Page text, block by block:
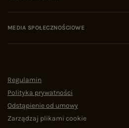
MEDIA SPOŁECZNOŚCIOWE
Regulamin
Polityka prywatności
Odstąpienie od umowy
Zarządzaj plikami cookie